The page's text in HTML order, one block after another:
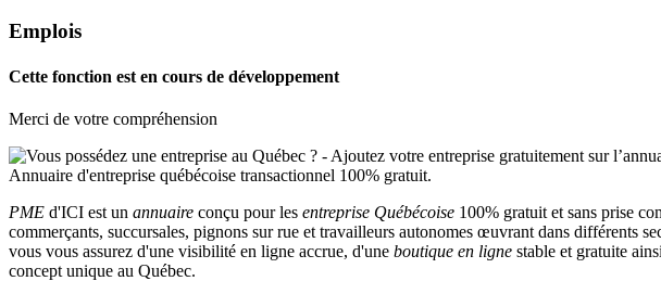
Emplois
Cette fonction est en cours de développement
Merci de votre compréhension
PME d'ICI est un annuaire conçu pour les entreprise Québécoise 100% gratuit et sans prise
commerçants, succursales, pignons sur rue et travailleurs autonomes œuvrant dans différents
vous vous assurez d'une visibilité en ligne accrue, d'une boutique en ligne stable et gratuite
concept unique au Québec.